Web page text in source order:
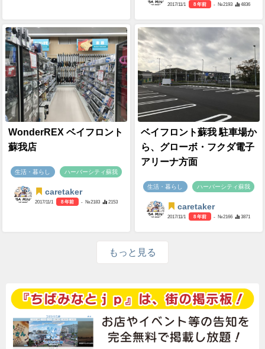
2017/11/1 8 年前 - №2193 4836
WonderREX ベイフロント
蘇我店
生活・暮らし ハーバーシティ蘇我
caretaker
2017/11/1 8 年前 - №2183 2153
ベイフロント蘇我 駐車場か
ら、グローボ・フクダ電子
アリーナ方面
生活・暮らし ハーバーシティ蘇我
caretaker
2017/11/1 8 年前 - №2166 3871
もっと見る